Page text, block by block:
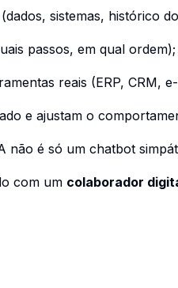
sistemas, histórico
passos, em qual ordem);
reais (ERP, CRM,
e ajustam o
não é só um chatbot
com um colaborador